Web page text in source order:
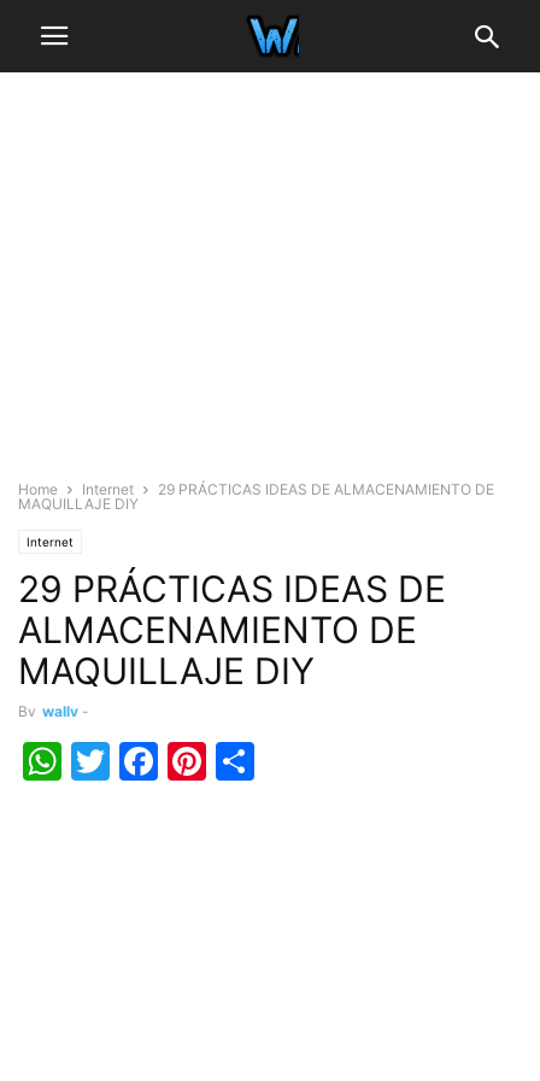
Home Internet
29 PRÁCTICAS IDEAS DE ALMACENAMIENTO DE
MAQUILLAJE DIY
Internet
29 PRÁCTICAS IDEAS DE
ALMACENAMIENTO DE
MAQUILLAJE DIY
By wally -
WhatsApp
Twitter
Facebook
Pinterest